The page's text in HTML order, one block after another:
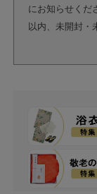
にお知らせくだ
以内、未開封・